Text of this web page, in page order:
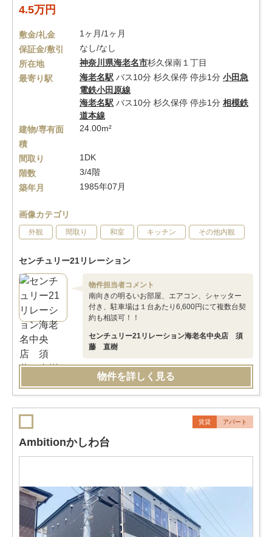
4.5万円
敷金/礼金
1ヶ月/1ヶ月
保証金/敷引
なし/なし
所在地
神奈川県海老名市杉久保南１丁目
最寄り駅
海老名駅 バス10分 杉久保停 停歩1分 小田急
電鉄小田原線
海老名駅 バス10分 杉久保停 停歩1分 相模鉄
道本線
建物/専有面
積
24.00m²
間取り
1DK
階数
3/4階
築年月
1985年07月
画像カテゴリ
外観 間取り 和室 キッチン その他内観
センチュリー21リレーション
物件担当者コメント
南向きの明るいお部屋、エアコン、シャッター
付き、駐車場は１台あたり6,600円にて複数台契
約も相談可！！
センチュリー21リレーション海老名中央店 須
藤 直樹
物件を詳しく見る
賃貸 アパート
Ambitionかしわ台